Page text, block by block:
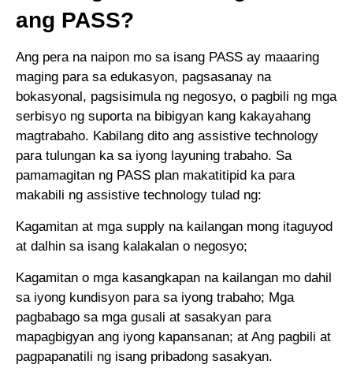
ang PASS?
Ang pera na naipon mo sa isang PASS ay maaaring
maging para sa edukasyon, pagsasanay na
bokasyonal, pagsisimula ng negosyo, o pagbili ng mga
serbisyo ng suporta na bibigyan kang kakayahang
magtrabaho. Kabilang dito ang assistive technology
para tulungan ka sa iyong layuning trabaho. Sa
pamamagitan ng PASS plan makatitipid ka para
makabili ng assistive technology tulad ng:
Kagamitan at mga supply na kailangan mong itaguyod
at dalhin sa isang kalakalan o negosyo;
Kagamitan o mga kasangkapan na kailangan mo dahil
sa iyong kundisyon para sa iyong trabaho; Mga
pagbabago sa mga gusali at sasakyan para
mapagbigyan ang iyong kapansanan; at Ang pagbili at
pagpapanatili ng isang pribadong sasakyan.